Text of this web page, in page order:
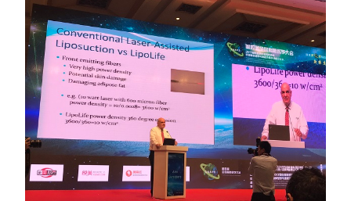
לבנברג:
“צלקת
מגרדת
איננה
גזירת
גורל”
(דה